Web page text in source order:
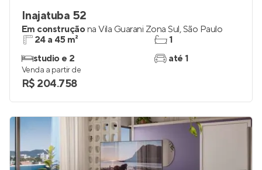
Inajatuba 52
Em construçãona Vila Guarani Zona Sul,São Paulo
24 a 45 m²
studio e 2
1
até 1
Venda a partir de
R$ 204.758